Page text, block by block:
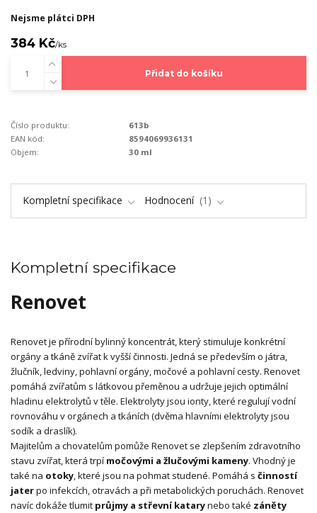
Nejsme plátci DPH
384 Kč/ks
Přidat do košíku
Číslo produktu:
613b
EAN kód:
8594069936131
Objem:
30 ml
Kompletní specifikace Hodnocení 1
Kompletní specifikace
Renovet
Renovet je přírodní bylinný koncentrát, který stimuluje konkrétní
orgány a tkáně zvířat k vyšší činnosti. Jedná se především o játra,
žlučník, ledviny, pohlavní orgány, močové a pohlavní cesty. Renovet
pomáhá zvířatům s látkovou přeměnou a udržuje jejich optimální
hladinu elektrolytů v těle. Elektrolyty jsou ionty, které regulují vodní
rovnováhu v orgánech a tkáních (dvěma hlavními elektrolyty jsou
sodík a draslík).
Majitelům a chovatelům pomůže Renovet se zlepšením zdravotního
stavu zvířat, která trpí močovými a žlučovými kameny. Vhodný je
také na otoky, které jsou na pohmat studené. Pomáhá s činností
jaterpo infekcích, otravách a při metabolických poruchách. Renovet
navíc dokáže tlumit průjmy a střevní katarynebo také záněty